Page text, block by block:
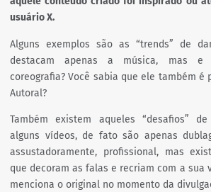
usuário X.
Alguns exemplos são as “trends” de
destacam apenas a música, mas e
coreografia? Você sabia que ele também é
Autoral?
Também existem aqueles “desafios”
alguns vídeos, de fato são apenas
assustadoramente, profissional, mas
que decoram as falas e recriam com a sua
menciona o original no momento da